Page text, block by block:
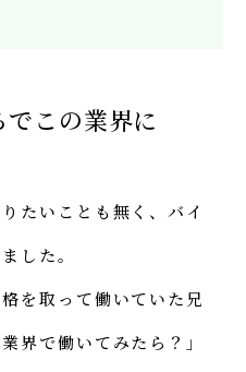
この業界に
たいことも無く、バイ
した。
を取って働いていた兄
界で働いてみたら？」